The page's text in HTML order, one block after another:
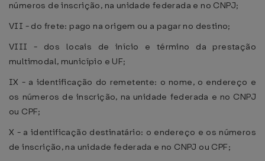
números de inscrição, na unidade federada e no CNPJ;
VII - do frete: pago na origem ou a pagar no destino;
VIII - dos locais de início e término da prestação
multimodal, município e UF;
IX - a identificação do remetente: o nome, o endereço e
os números de inscrição, na unidade federada e no CNPJ
ou CPF;
X - a identificação destinatário: o endereço e os números
de inscrição, na unidade federada e no CNPJ ou CPF;